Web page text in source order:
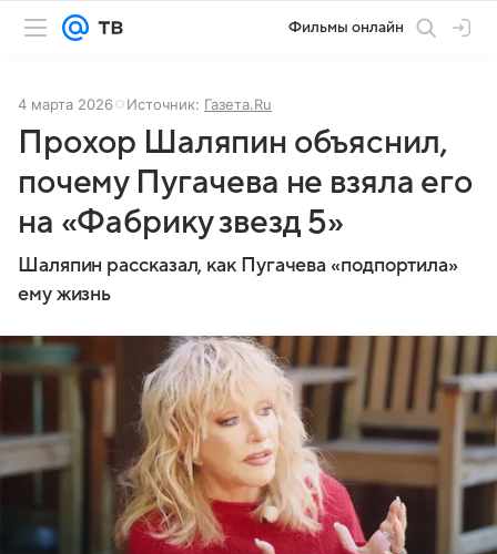
Фильмы онлайн
4 марта 2026 Источник: Газета.Ru
Прохор Шаляпин объяснил,
почему Пугачева не взяла его
на «Фабрику звезд 5»
Шаляпин рассказал, как Пугачева «подпортила»
ему жизнь